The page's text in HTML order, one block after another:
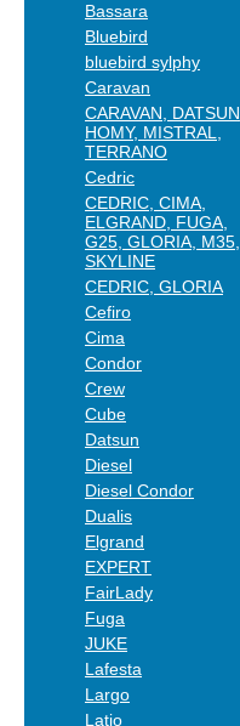
Bassara
Bluebird
bluebird sylphy
Caravan
CARAVAN, DATSUN,
HOMY, MISTRAL,
TERRANO
Cedric
CEDRIC, CIMA,
ELGRAND, FUGA,
G25, GLORIA, M35,
SKYLINE
CEDRIC, GLORIA
Cefiro
Cima
Condor
Crew
Cube
Datsun
Diesel
Diesel Condor
Dualis
Elgrand
EXPERT
FairLady
Fuga
JUKE
Lafesta
Largo
Latio